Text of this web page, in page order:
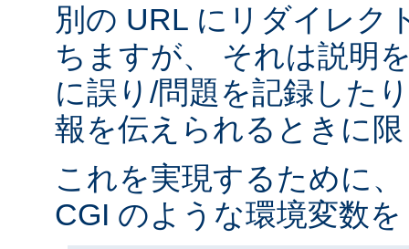
別の URL にリダイレク
ちますが、 それは説明
に誤り/問題を記録した
報を伝えられるときに
これを実現するために
CGI のような環境変数